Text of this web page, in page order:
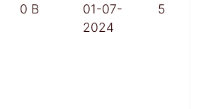
0 B
01-07-
2024
5